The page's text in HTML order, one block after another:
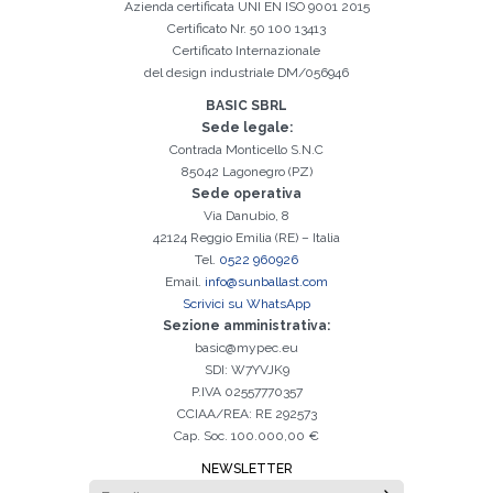
Azienda certificata UNI EN ISO 9001 2015
Certificato Nr. 50 100 13413
Certificato Internazionale
del design industriale DM/056946
BASIC SBRL
Sede legale:
Contrada Monticello S.N.C
85042 Lagonegro (PZ)
Sede operativa
Via Danubio, 8
42124 Reggio Emilia (RE) – Italia
Tel. 0522 960926
Email. info@sunballast.com
Scrivici su WhatsApp
Sezione amministrativa:
basic@mypec.eu
SDI: W7YVJK9
P.IVA 02557770357
CCIAA/REA: RE 292573
Cap. Soc. 100.000,00 €
NEWSLETTER